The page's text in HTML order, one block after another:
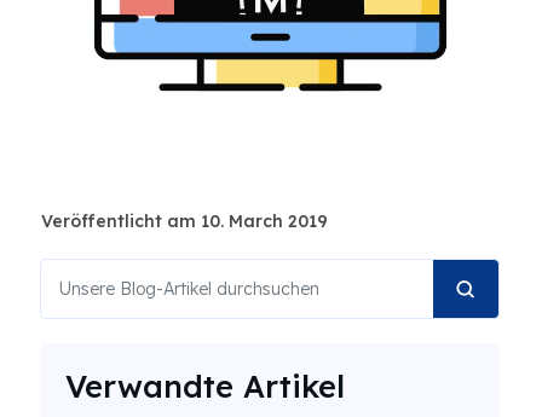
Veröffentlicht am 10. March 2019
Verwandte Artikel